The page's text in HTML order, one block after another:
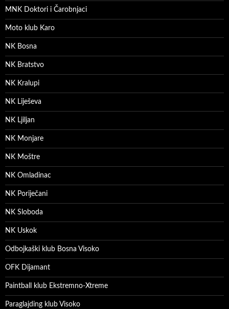
MNK Doktori i Čarobnjaci
Moto klub Karo
NK Bosna
NK Bratstvo
NK Kralupi
NK Liješeva
NK Ljiljan
NK Monjare
NK Moštre
NK Omladinac
NK Poriječani
NK Sloboda
NK Uskok
Odbojkaški klub Bosna Visoko
OFK Dijamant
Paintball klub Ekstremno-Xtreme
Paraglajding klub Visoko